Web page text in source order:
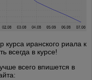
иранского риала к
всегда в курсе!
всего впишется в